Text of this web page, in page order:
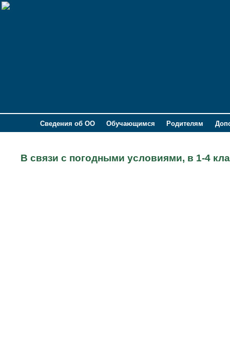
Сведения об ОО Обучающимся Родителям
В связи с погодными условиями, в 1-4